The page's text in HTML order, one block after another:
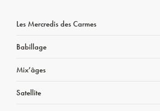
Les Mercredis des Carmes
Babillage
Mix’âges
Satellite